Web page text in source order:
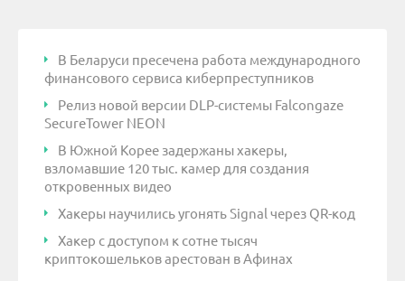
В Беларуси пресечена работа международного
финансового сервиса киберпреступников
Релиз новой версии DLP-системы Falcongaze
SecureTower NEON
В Южной Корее задержаны хакеры,
взломавшие 120 тыс. камер для создания
откровенных видео
Хакеры научились угонять Signal через QR-код
Хакер с доступом к сотне тысяч
криптокошельков арестован в Афинах